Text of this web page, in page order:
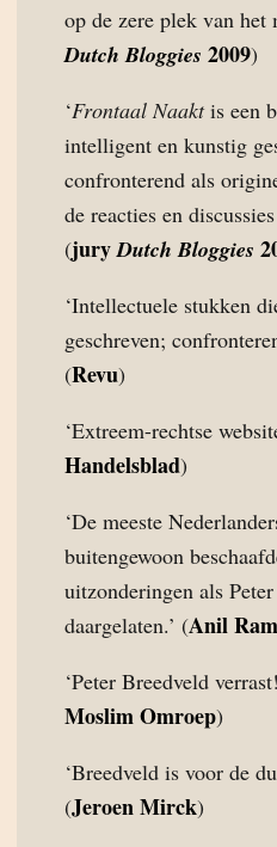
op de zere plek van
Dutch Bloggies 2009)
‘Frontaal Naaktis een
intelligent en kunstig
confronterend als
de reacties en
(juryDutch Bloggies
‘Intellectuele stukken
geschreven;
(Revu)
‘Extreem-rechtse
Handelsblad)
‘De meeste
buitengewoon
uitzonderingen als
daargelaten.’ (Anil
‘Peter Breedveld
Moslim Omroep)
‘Breedveld is voor de
(Jeroen Mirck)